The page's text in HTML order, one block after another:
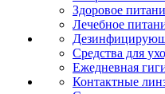
Здоровое
Лечебное
Средства для
Ежедневная
Контактные